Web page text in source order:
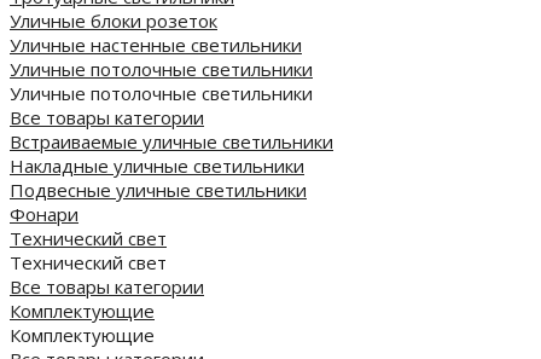
Уличные блоки розеток
Уличные настенные светильники
Уличные потолочные светильники
Уличные потолочные светильники
Все товары категории
Встраиваемые уличные светильники
Накладные уличные светильники
Подвесные уличные светильники
Фонари
Технический свет
Технический свет
Все товары категории
Комплектующие
Комплектующие